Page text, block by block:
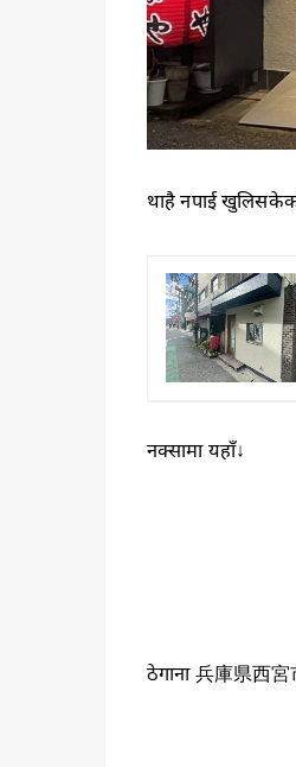
थाहै नपाई
नक्सामा यहाँ↓
ठेगाना 兵庫県西